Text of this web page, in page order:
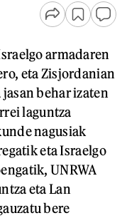
armadaren
eta Zisjordanian
behar izaten
laguntza
nagusiak
eta Israelgo
UNRWA
eta Lan
bere